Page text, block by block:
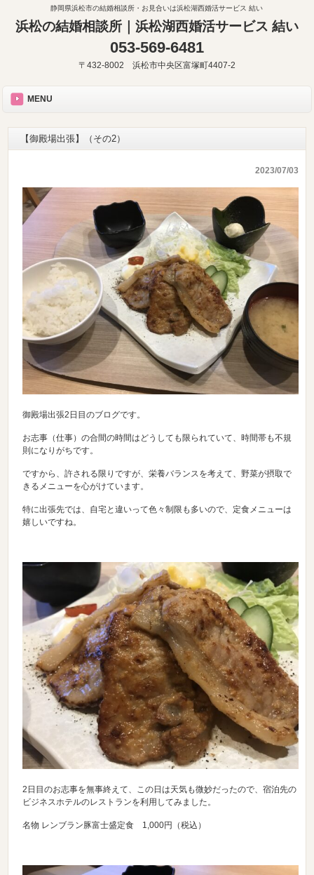
静岡県浜松市の結婚相談所・お見合いは浜松湖西婚活サービス 結い
浜松の結婚相談所｜浜松湖西婚活サービス 結い
053-569-6481
〒432-8002 浜松市中央区富塚町4407-2
MENU
【御殿場出張】（その2）
2023/07/03
御殿場出張2日目のブログです。
お志事（仕事）の合間の時間はどうしても限られていて、時間帯も不規
則になりがちです。
ですから、許される限りですが、栄養バランスを考えて、野菜が摂取で
きるメニューを心がけています。
特に出張先では、自宅と違いって色々制限も多いので、定食メニューは
嬉しいですね。
2日目のお志事を無事終えて、この日は天気も微妙だったので、宿泊先の
ビジネスホテルのレストランを利用してみました。
名物 レンブラン豚富士盛定食 1,000円（税込）